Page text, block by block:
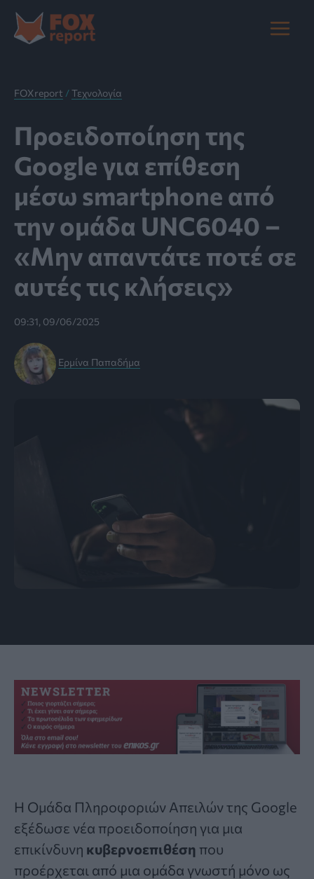
στο
περιεχόμενο
Main
FOXreport /Τεχνολογία
Προειδοποίηση της
Google για επίθεση
μέσω smartphone από
την ομάδα UNC6040 –
«Μην απαντάτε ποτέ σε
αυτές τις κλήσεις»
09:31, 09/06/2025
Ερμίνα Παπαδήμα
Η Ομάδα Πληροφοριών Απειλών της Google
εξέδωσε νέα προειδοποίηση για μια
επικίνδυνη κυβερνοεπιθέση που
προέρχεται από μια ομάδα γνωστή μόνο ως